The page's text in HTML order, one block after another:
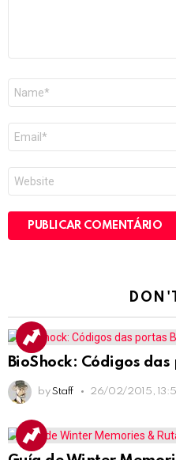
mail
*
BioShock: Códigos
by Staff 26/02/2015,